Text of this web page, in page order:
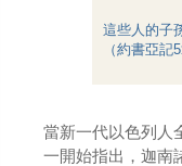
這些人的子
（約書亞記
當新一代以色列人
一開始指出，迦南